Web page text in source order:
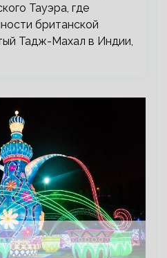
Тауэра, где
британской
Тадж-Махал в Индии,